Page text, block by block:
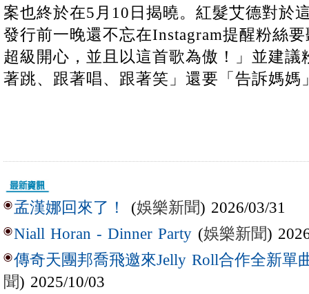
案也終於在5月10日揭曉。紅髮艾德對於
發行前一晚還不忘在Instagram提醒粉絲
超級開心，並且以這首歌為傲！」並建
著跳、跟著唱、跟著笑」還要「告訴媽媽
孟漢娜回來了！ (娛樂新聞) 2026/03/31
Niall Horan - Dinner Party (娛樂新聞)
傳奇天團邦喬飛邀來Jelly Roll合作全新單
聞) 2025/10/03